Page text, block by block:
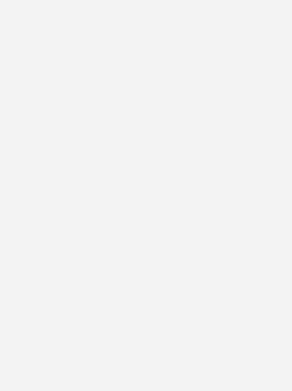
Alltag Standard zu werden:
lineare Regelung über den
deutlich höhere Ventilatoren-
und wartungsfrei und erfüllen
ErP 2015. Vermeintlich
sich aufgrund der höchst
Zeit.